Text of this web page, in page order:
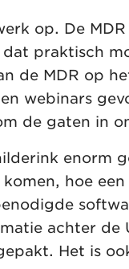
op. De
praktisch
de MDR op
webinars
de gaten in
enorm
hoe
achter de
Het is